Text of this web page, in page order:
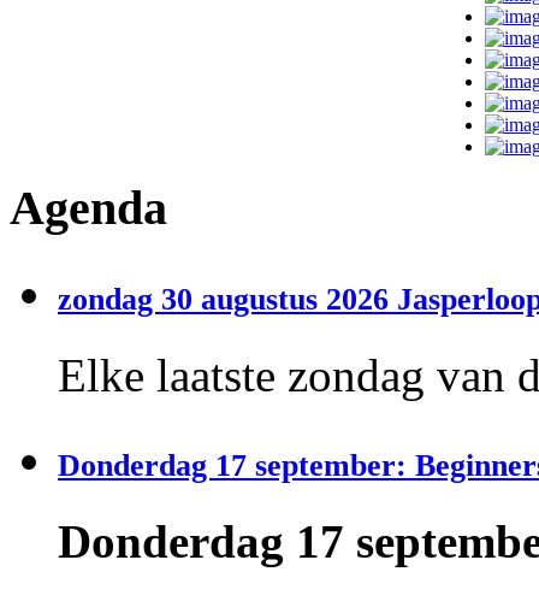
Agenda
zondag 30 augustus 2026
Elke laatste zondag van
Donderdag 17 september:
Donderdag 17